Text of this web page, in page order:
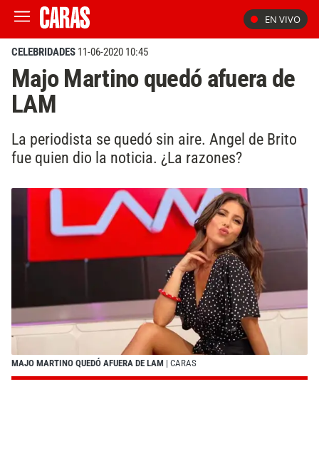
EN VIVO
CELEBRIDADES 11-06-2020 10:45
Majo Martino quedó afuera de
LAM
La periodista se quedó sin aire. Angel de Brito
fue quien dio la noticia. ¿La razones?
MAJO MARTINO QUEDÓ AFUERA DE LAM | CARAS